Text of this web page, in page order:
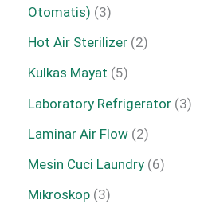
Otomatis) 3
Hot Air Sterilizer 2
Kulkas Mayat 5
Laboratory Refrigerator 3
Laminar Air Flow 2
Mesin Cuci Laundry 6
Mikroskop 3